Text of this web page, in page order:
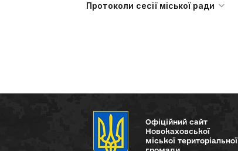
Протоколи сесії міської ради
Офіційний сайт
Новокаховської
міської територіальної